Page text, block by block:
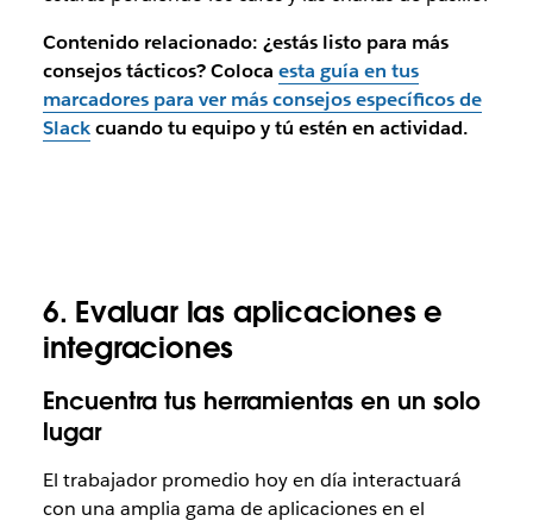
Contenido relacionado: ¿estás listo para más
consejos tácticos? Coloca esta guía en tus
marcadores para ver más consejos específicos de
Slackcuando tu equipo y tú estén en actividad.
6. Evaluar las aplicaciones e
integraciones
Encuentra tus herramientas en un solo
lugar
El trabajador promedio hoy en día interactuará
con una amplia gama de aplicaciones en el